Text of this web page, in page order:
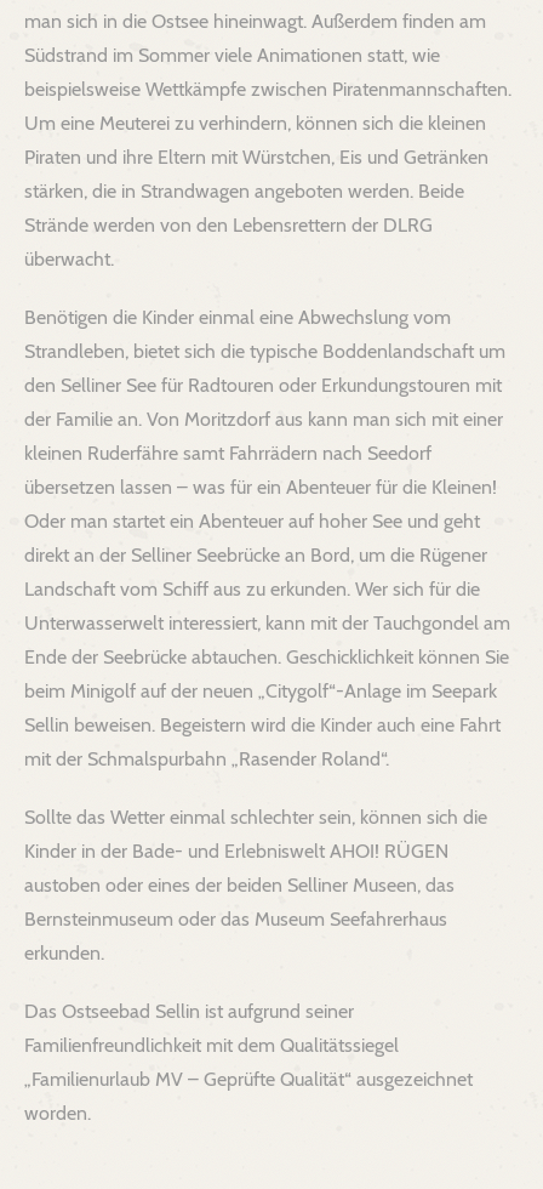
man sich in die Ostsee hineinwagt. Außerdem finden am
Südstrand im Sommer viele Animationen statt, wie
beispielsweise Wettkämpfe zwischen Piratenmannschaften.
Um eine Meuterei zu verhindern, können sich die kleinen
Piraten und ihre Eltern mit Würstchen, Eis und Getränken
stärken, die in Strandwagen angeboten werden. Beide
Strände werden von den Lebensrettern der DLRG
überwacht.
Benötigen die Kinder einmal eine Abwechslung vom
Strandleben, bietet sich die typische Boddenlandschaft um
den Selliner See für Radtouren oder Erkundungstouren mit
der Familie an. Von Moritzdorf aus kann man sich mit einer
kleinen Ruderfähre samt Fahrrädern nach Seedorf
übersetzen lassen – was für ein Abenteuer für die Kleinen!
Oder man startet ein Abenteuer auf hoher See und geht
direkt an der Selliner Seebrücke an Bord, um die Rügener
Landschaft vom Schiff aus zu erkunden. Wer sich für die
Unterwasserwelt interessiert, kann mit der Tauchgondel am
Ende der Seebrücke abtauchen. Geschicklichkeit können Sie
beim Minigolf auf der neuen „Citygolf“-Anlage im Seepark
Sellin beweisen. Begeistern wird die Kinder auch eine Fahrt
mit der Schmalspurbahn „Rasender Roland“.
Sollte das Wetter einmal schlechter sein, können sich die
Kinder in der Bade- und Erlebniswelt AHOI! RÜGEN
austoben oder eines der beiden Selliner Museen, das
Bernsteinmuseum oder das Museum Seefahrerhaus
erkunden.
Das Ostseebad Sellin ist aufgrund seiner
Familienfreundlichkeit mit dem Qualitätssiegel
„Familienurlaub MV – Geprüfte Qualität“ ausgezeichnet
worden.